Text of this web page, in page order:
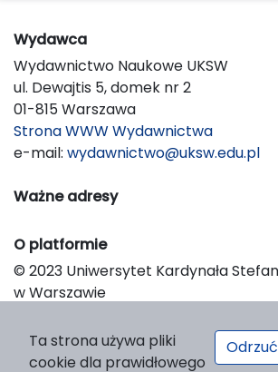
Wydawca
Wydawnictwo Naukowe UKSW
ul. Dewajtis 5, domek nr 2
01-815 Warszawa
Strona WWW Wydawnictwa
e-mail: wydawnictwo@uksw.edu.pl
Ważne adresy
O platformie
© 2023 Uniwersytet Kardynała
w Warszawie
Platform & Workflow by OJS/PKP
Ta strona używa pliki
cookie dla prawidłowego
Odrzuć